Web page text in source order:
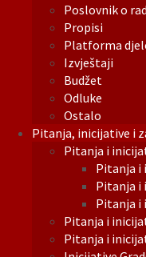
Poslovnik o
Propisi
Platforma
Izvještaji
Budžet
Odluke
Ostalo
Pitanja, inicijative i
Pitanja i
Pitanja i
Pitanja i
Pitanja i
Pitanja i
Pitanja i